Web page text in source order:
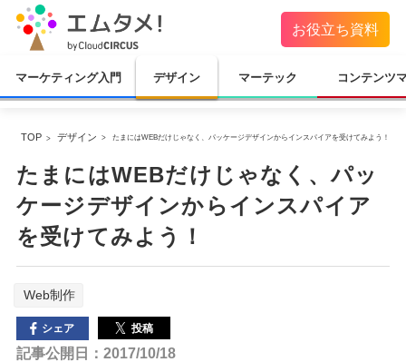
お役立ち資料
マーケティング入門 デザイン マーテック コンテンツ
TOP デザイン たまにはWEBだけじゃなく、パッケージデザインからインスパイアを受けてみよう！
たまにはWEBだけじゃなく、パッ
ケージデザインからインスパイア
を受けてみよう！
Web制作
シェア 投稿
記事公開日：2017/10/18